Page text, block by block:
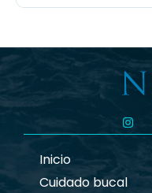
Inicio
Cuidado bucal